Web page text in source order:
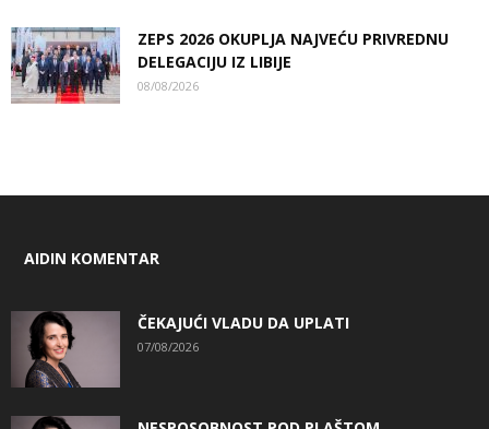
ZEPS 2026 OKUPLJA NAJVEĆU PRIVREDNU
DELEGACIJU IZ LIBIJE
08/08/2026
AIDIN KOMENTAR
ČEKAJUĆI VLADU DA UPLATI
07/08/2026